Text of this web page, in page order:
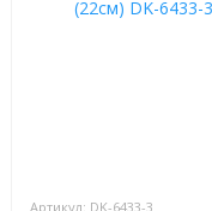
Артикул: DK-6433-3